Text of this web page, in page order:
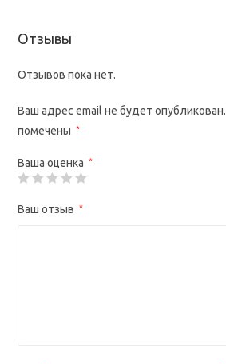
Отзывы
Отзывов пока нет.
Ваш адрес email не будет опубликован.
помечены
*
Ваша оценка *
Ваш отзыв *